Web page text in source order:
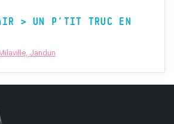
> UN P’TIT TRUC EN
Jandun